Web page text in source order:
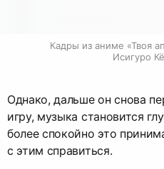
Кадры из аниме «Твоя
Исигуро
Однако, дальше он снова
игру, музыка становится
более спокойно это
с этим справиться.